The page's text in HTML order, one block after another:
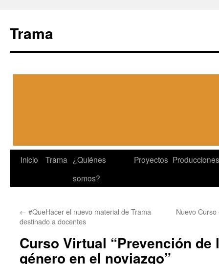
Trama
página
Inicio Trama ¿Quiénes
somos?
Proyectos Producciones
← #QueHacer el nuevo material de Trama
destinado a docentes
Nuevo
Curso Virtual “Prevención de
género en el noviazgo”